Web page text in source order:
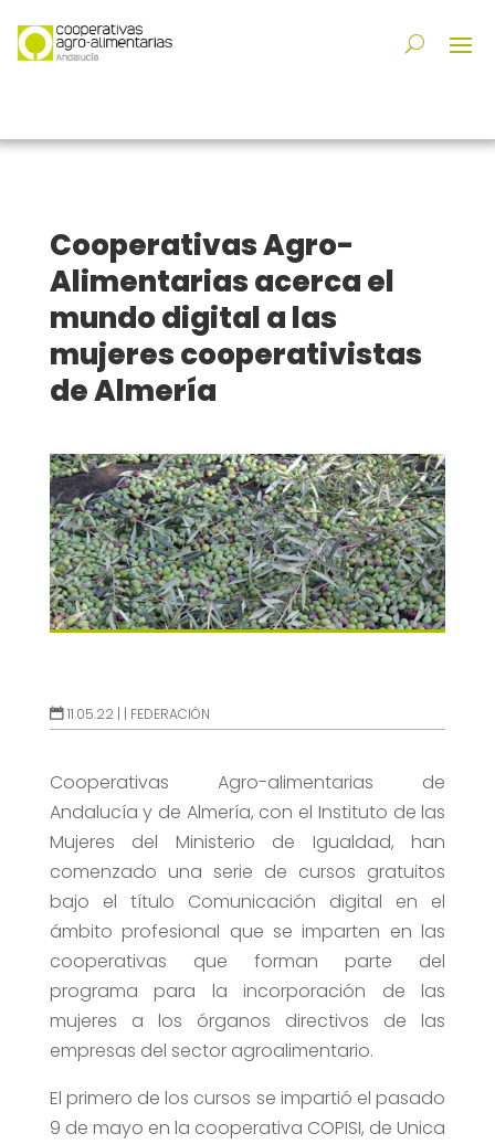
Cooperativas Agro-
Alimentarias acerca el
mundo digital a las
mujeres cooperativistas
de Almería
11.05.22 | | FEDERACIÓN
Cooperativas Agro-alimentarias de
Andalucía y de Almería, con el Instituto de las
Mujeres del Ministerio de Igualdad, han
comenzado una serie de cursos gratuitos
bajo el título Comunicación digital en el
ámbito profesional que se imparten en las
cooperativas que forman parte del
programa para la incorporación de las
mujeres a los órganos directivos de las
empresas del sector agroalimentario.
El primero de los cursos se impartió el pasado
9 de mayo en la cooperativa COPISI, de Unica